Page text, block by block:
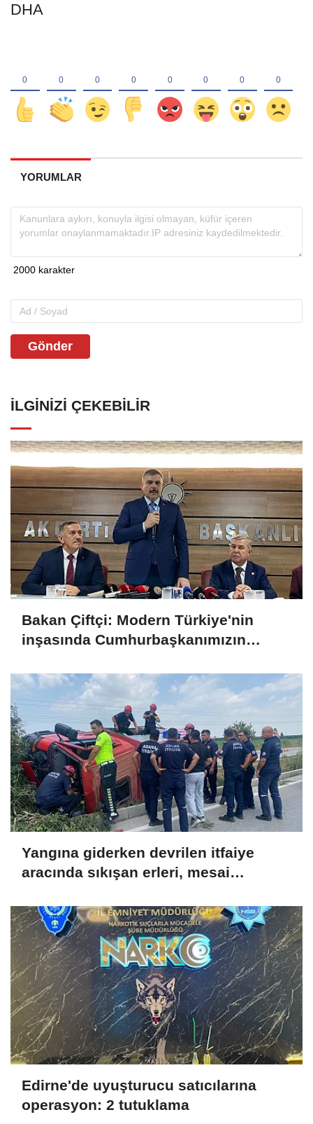
DHA
YORUMLAR
Gönder
İLGINIZI ÇEKEBILIR
Bakan Çiftçi: Modern Türkiye'nin
inşasında Cumhurbaşkanımızın
Yangına giderken devrilen itfaiye
aracında sıkışan erleri, mesai
Edirne'de uyuşturucu satıcılarına
operasyon: 2 tutuklama